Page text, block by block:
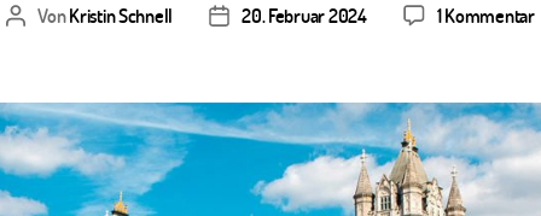
Beitragsautor
VonKristin Schnell Veröffentlichungsdatum
20. Februar 2024 1 Kommentarzu